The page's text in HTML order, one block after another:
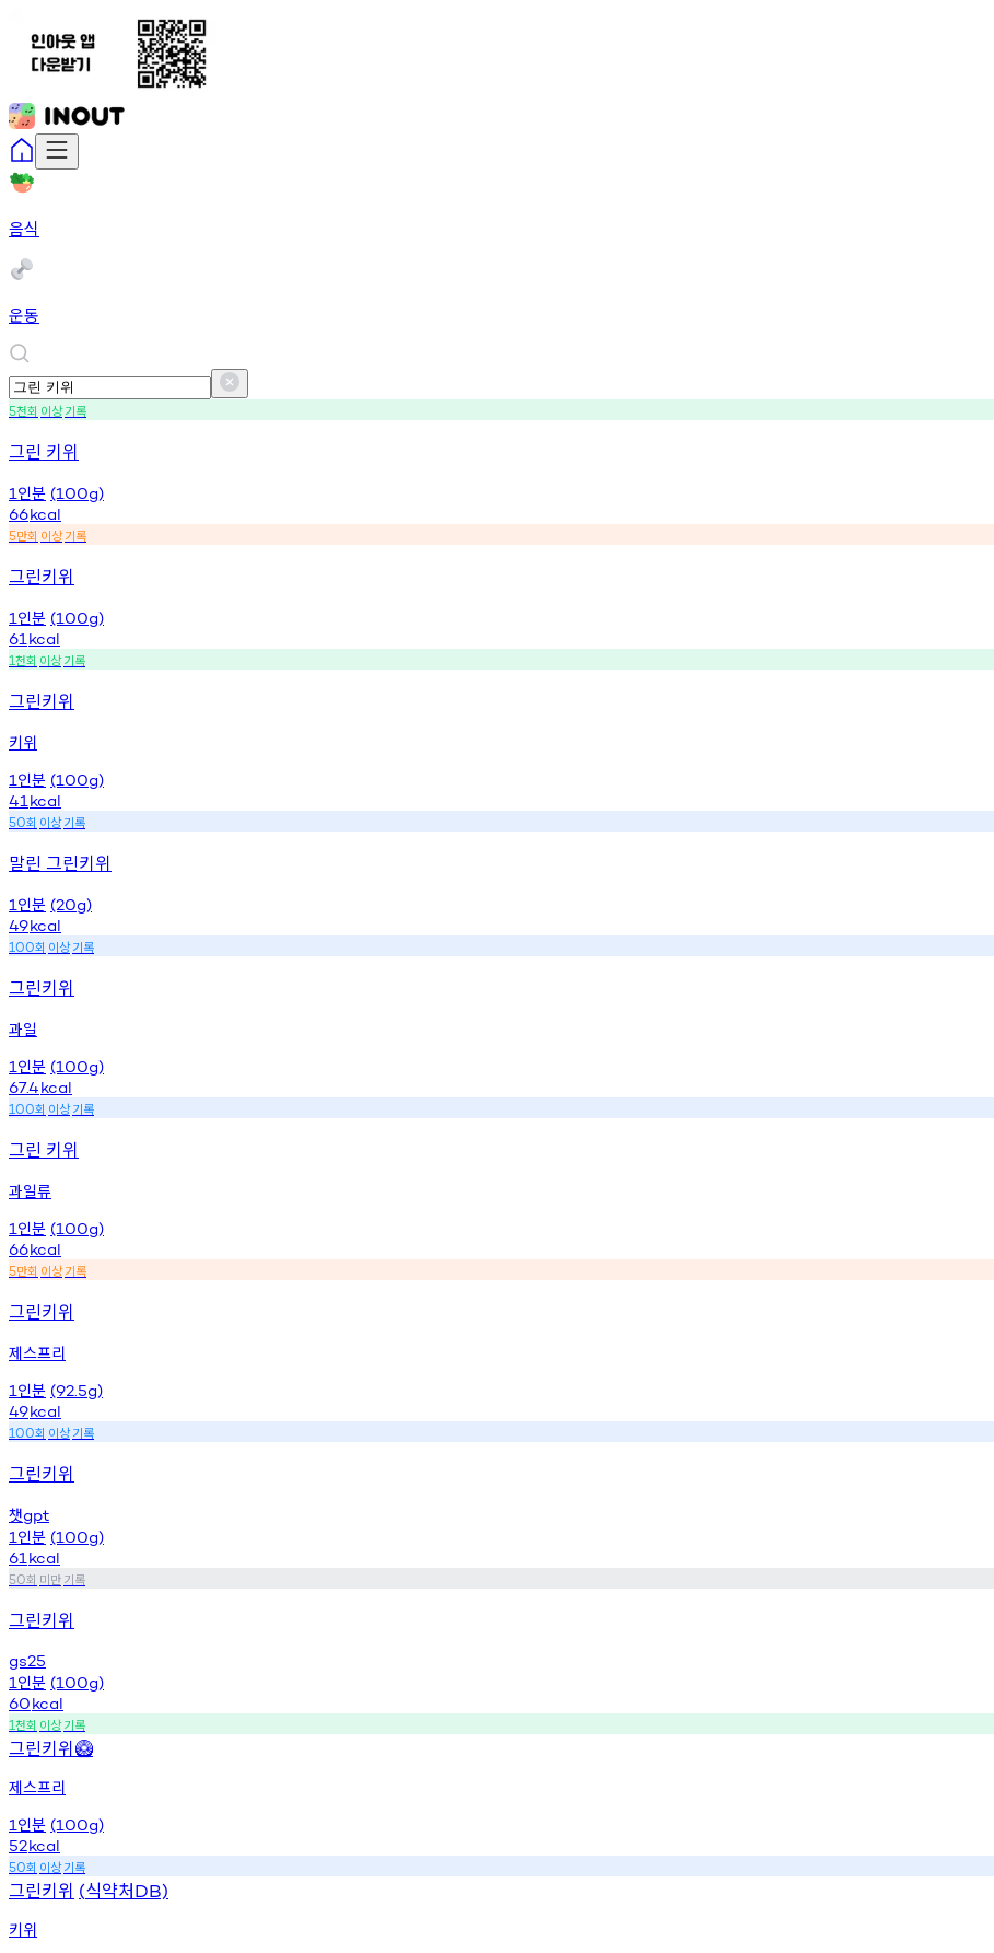
음식
운동
5천회 이상기록
그린 키위
1 인분 (100g)
66kcal
5만회 이상기록
그린키위
1 인분 (100g)
61 kcal
1천회 이상기록
그린키위
키위
1 인분 (100g)
41 kcal
50회 이상기록
말린 그린키위
1 인분 (20g)
49kcal
100회 이상기록
그린키위
과일
1 인분 (100g)
67.4kcal
100회 이상기록
그린 키위
과일류
1 인분 (100g)
66kcal
5만회 이상기록
그린키위
제스프리
1 인분 (92.5g)
49kcal
100회 이상기록
그린키위
챗gpt
1 인분 (100g)
61 kcal
50회 미만기록
그린키위
gs25
1 인분 (100g)
60kcal
1천회 이상기록
그린키위🥝
제스프리
1 인분 (100g)
52kcal
50회 이상기록
그린키위 (식약처DB)
키위